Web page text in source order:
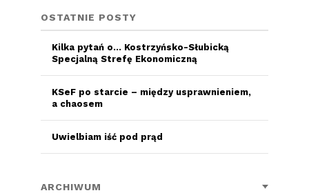
OSTATNIE POSTY
Kilka pytań o… Kostrzyńsko-Słubicką
Specjalną Strefę Ekonomiczną
KSeF po starcie – między usprawnieniem,
a chaosem
Uwielbiam iść pod prąd
ARCHIWUM